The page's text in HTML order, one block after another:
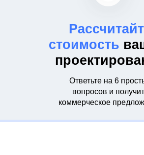
Ответьте на 6
вопросов и
коммерческое
стоимость